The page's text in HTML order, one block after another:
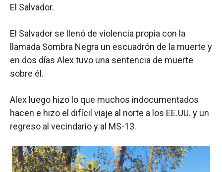
El Salvador.
El Salvador se llenó de violencia propia con la
llamada Sombra Negra un escuadrón de la muerte y
en dos días Alex tuvo una sentencia de muerte
sobre él.
Alex luego hizo lo que muchos indocumentados
hacen e hizo el difícil viaje al norte a los EE.UU. y un
regreso al vecindario y al MS-13.